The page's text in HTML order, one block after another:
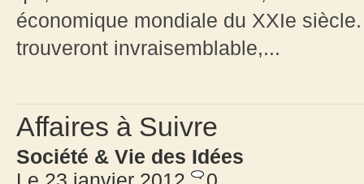
économique mondiale du XXIe
trouveront invraisemblable,...
Affaires à Suivre
Société & Vie des Idées